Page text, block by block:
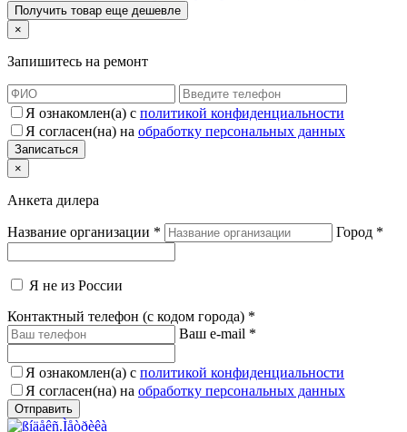
×
Запишитесь на ремонт
Я ознакомлен(а) с политикой конфиденциальности
Я согласен(на) на обработку персональных данных
×
Анкета дилера
Название организации * Город *
Я не из России
Контактный телефон (с кодом города) *
Ваш e-mail *
Я ознакомлен(а) с политикой конфиденциальности
Я согласен(на) на обработку персональных данных